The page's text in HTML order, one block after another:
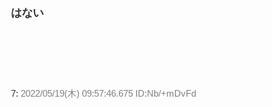
はない
7: 2022/05/19(木) 09:57:46.675 ID:Nb/+mDvFd